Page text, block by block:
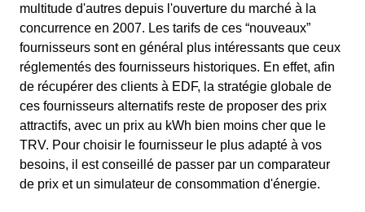
multitude d'autres depuis l'ouverture du marché à la
concurrence en 2007. Les tarifs de ces “nouveaux”
fournisseurs sont en général plus intéressants que ceux
réglementés des fournisseurs historiques. En effet, afin
de récupérer des clients à EDF, la stratégie globale de
ces fournisseurs alternatifs reste de proposer des prix
attractifs, avec un prix au kWh bien moins cher que le
TRV. Pour choisir le fournisseur le plus adapté à vos
besoins, il est conseillé de passer par un comparateur
de prix et un simulateur de consommation d'énergie.